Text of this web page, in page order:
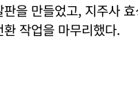
을 만들었고, 지주사 효
작업을 마무리했다.